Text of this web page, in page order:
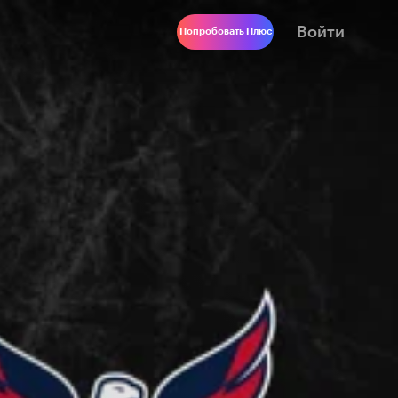
Попробовать Плюс Войти